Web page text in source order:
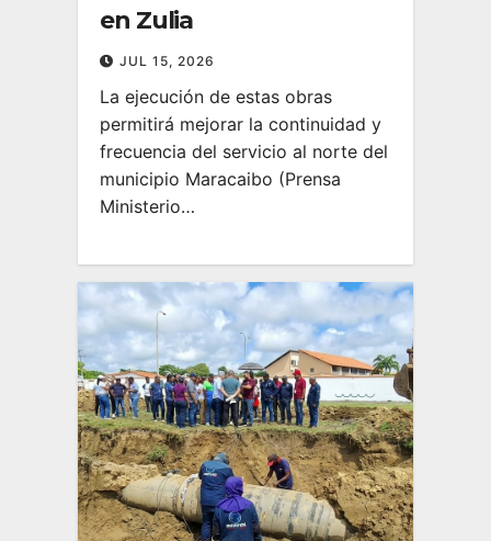
en Zulia
JUL 15, 2026
La ejecución de estas obras
permitirá mejorar la continuidad y
frecuencia del servicio al norte del
municipio Maracaibo (Prensa
Ministerio…